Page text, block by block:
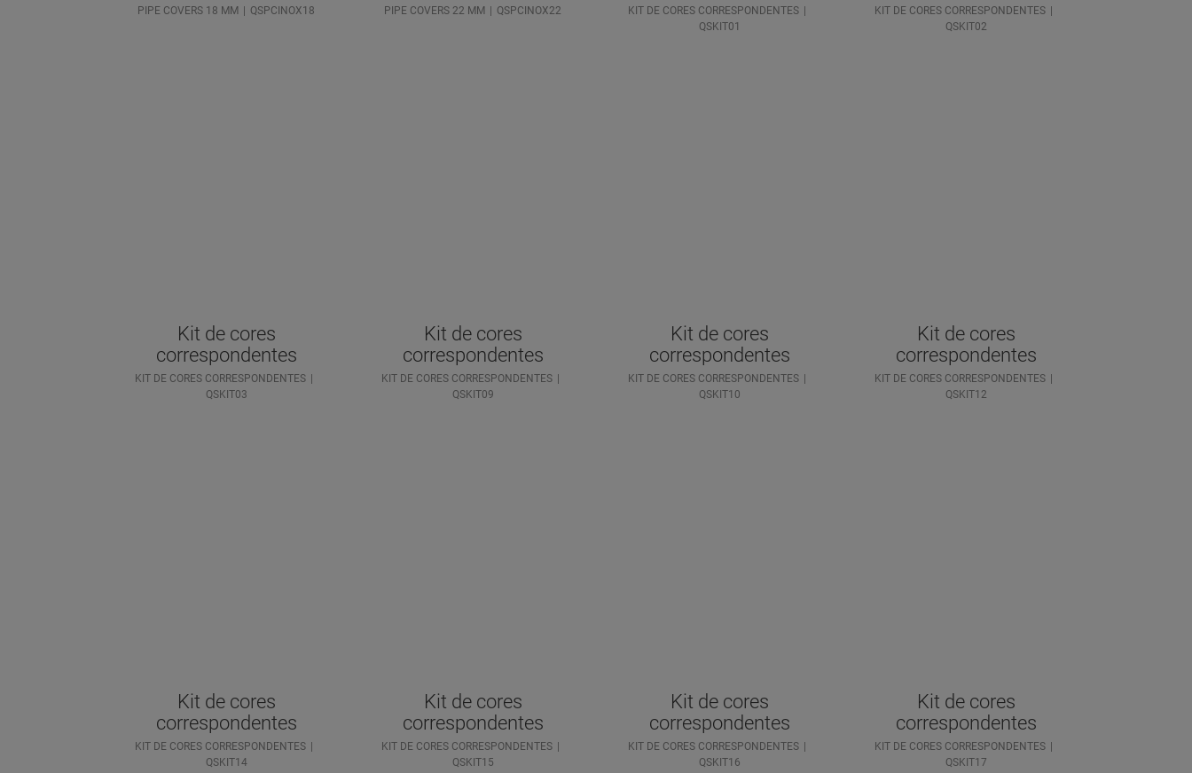
PIPE COVERS 18 MM QSPCINOX18 PIPE COVERS 22 MM QSPCINOX22
KIT DE CORES CORRESPONDENTES
QSKIT01
KIT DE CORES CORRESPONDENTES
QSKIT02
Kit de cores
correspondentes
KIT DE CORES CORRESPONDENTES
QSKIT03
Kit de cores
correspondentes
KIT DE CORES CORRESPONDENTES
QSKIT09
Kit de cores
correspondentes
KIT DE CORES CORRESPONDENTES
QSKIT10
Kit de cores
correspondentes
KIT DE CORES CORRESPONDENTES
QSKIT12
Kit de cores
correspondentes
KIT DE CORES CORRESPONDENTES
QSKIT14
Kit de cores
correspondentes
KIT DE CORES CORRESPONDENTES
QSKIT15
Kit de cores
correspondentes
KIT DE CORES CORRESPONDENTES
QSKIT16
Kit de cores
correspondentes
KIT DE CORES CORRESPONDENTES
QSKIT17